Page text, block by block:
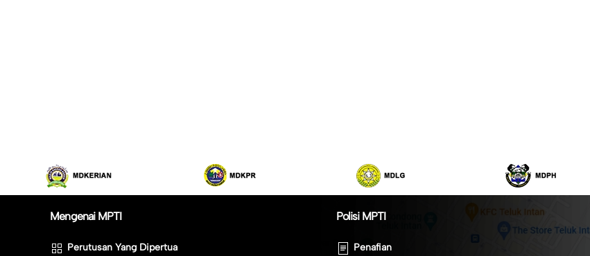
Mengenai MPTI
Perutusan Yang Dipertua
Polisi MPTI
Penafian